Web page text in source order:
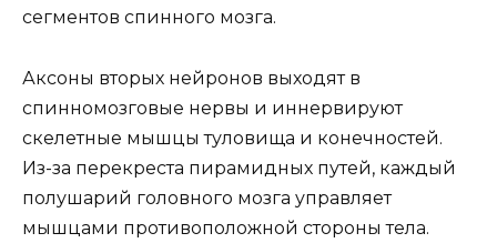
сегментов спинного мозга.
Аксоны вторых нейронов выходят в
спинномозговые нервы и иннервируют
скелетные мышцы туловища и конечностей.
Из-за перекреста пирамидных путей, каждый
полушарий головного мозга управляет
мышцами противоположной стороны тела.